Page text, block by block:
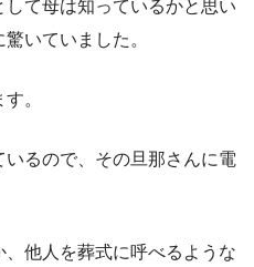
て母は知っているかと思い
いていました。
。
るので、その旦那さんに電
他人を葬式に呼べるような